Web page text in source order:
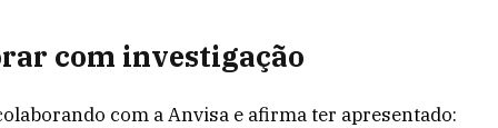
com investigação
com a Anvisa e afirma ter apresentado: